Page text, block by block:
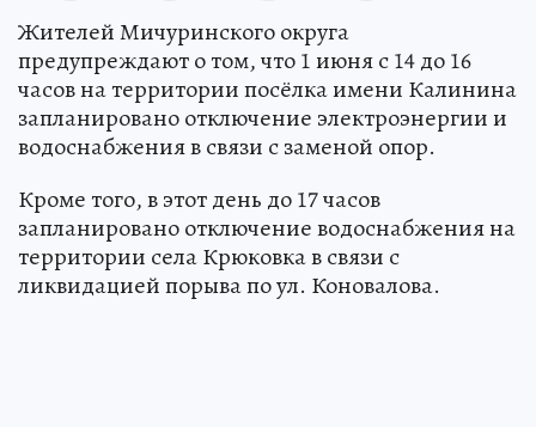
Жителей Мичуринского округа
предупреждают о том, что 1 июня с 14 до 16
часов на территории посёлка имени Калинина
запланировано отключение электроэнергии и
водоснабжения в связи с заменой опор.
Кроме того, в этот день до 17 часов
запланировано отключение водоснабжения на
территории села Крюковка в связи с
ликвидацией порыва по ул. Коновалова.